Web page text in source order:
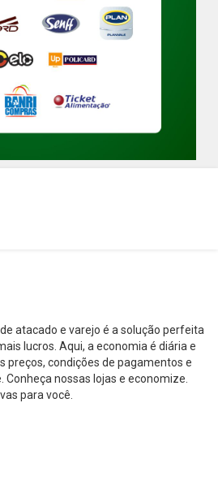
atacado e varejo é a solução perfeita
lucros. Aqui, a economia é diária e
preços, condições de pagamentos e
nossas lojas e economize.
para você.